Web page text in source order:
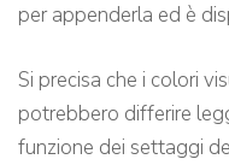
per appenderla ed è
Si precisa che i colori
potrebbero differire
funzione dei settaggi